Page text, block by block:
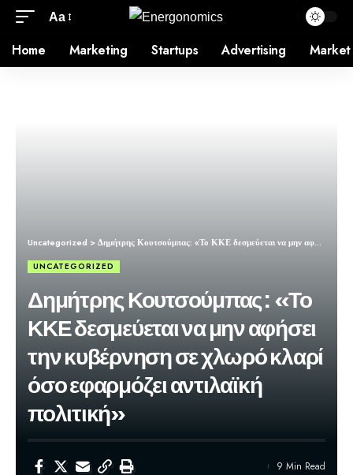
Aa
Home Marketing Startups Advertising Market
Uncategorized >Δημήτρης Κουτσούμπας: «Το ΚΚΕ δεσμεύεται να μην αφήσει την κυβέρνηση σε χλωρό κλαρί όσο εφαρμόζει αντιλαϊκή πολιτική»
UNCATEGORIZED
Δημήτρης Κουτσούμπας: «Το
ΚΚΕ δεσμεύεται να μην αφήσει
την κυβέρνηση σε χλωρό κλαρί
όσο εφαρμόζει αντιλαϊκή
πολιτική»
9 Min Read